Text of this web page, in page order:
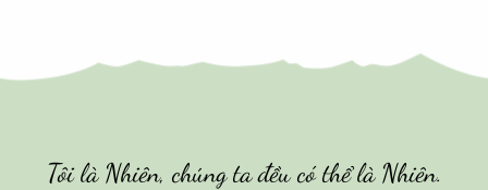
Tôi là Nhiên, chúng ta đều có thể là Nhiên.